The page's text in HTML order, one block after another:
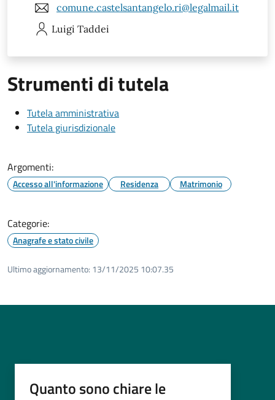
comune.castelsantangelo.ri@legalmail.it
Luigi Taddei
Strumenti di tutela
Tutela amministrativa
Tutela giurisdizionale
Argomenti:
Accesso all'informazione Residenza Matrimonio
Categorie:
Anagrafe e stato civile
Ultimo aggiornamento: 13/11/2025 10:07.35
Quanto sono chiare le